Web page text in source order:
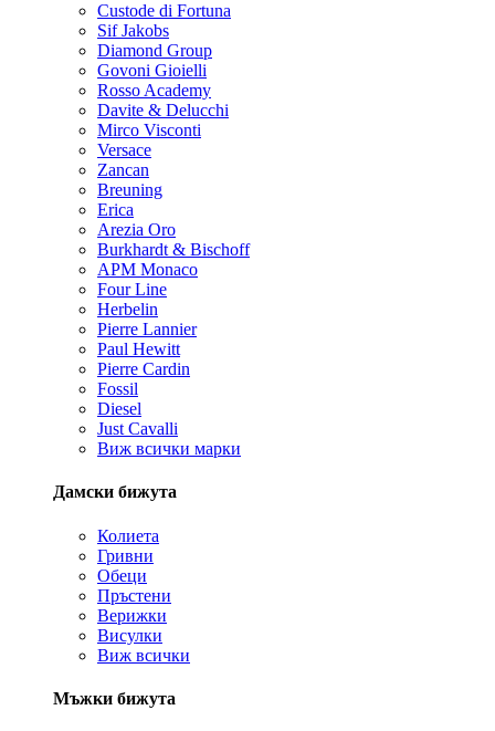
Custode di Fortuna
Sif Jakobs
Diamond Group
Govoni Gioielli
Rosso Academy
Davite & Delucchi
Mirco Visconti
Versace
Zancan
Breuning
Erica
Arezia Oro
Burkhardt & Bischoff
APM Monaco
Four Line
Herbelin
Pierre Lannier
Paul Hewitt
Pierre Cardin
Fossil
Diesel
Just Cavalli
Виж всички марки
Дамски бижута
Колиета
Гривни
Обеци
Пръстени
Верижки
Висулки
Виж всички
Мъжки бижута